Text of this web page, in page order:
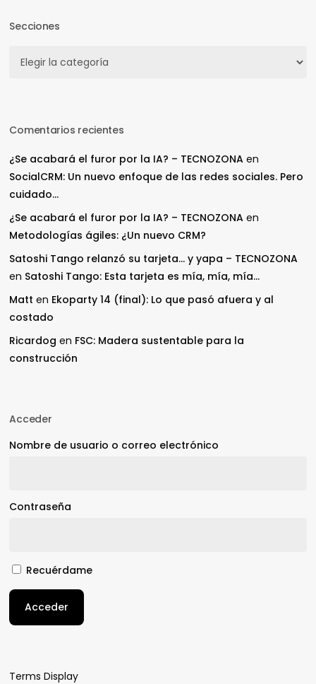
Secciones
Comentarios recientes
¿Se acabará el furor por la IA? – TECNOZONA en
SocialCRM: Un nuevo enfoque de las redes sociales. Pero
cuidado…
¿Se acabará el furor por la IA? – TECNOZONA en
Metodologías ágiles: ¿Un nuevo CRM?
Satoshi Tango relanzó su tarjeta… y yapa – TECNOZONA
en Satoshi Tango: Esta tarjeta es mía, mía, mía…
Matt en Ekoparty 14 (final): Lo que pasó afuera y al
costado
Ricardog en FSC: Madera sustentable para la
construcción
Acceder
Nombre de usuario o correo electrónico
Contraseña
Recuérdame
Acceder
Terms Display